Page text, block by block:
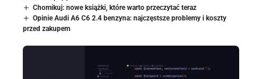
Chomikuj: nowe książki, które warto przeczytać teraz
Opinie Audi A6 C6 2.4 benzyna: najczęstsze problemy i koszty
przed zakupem